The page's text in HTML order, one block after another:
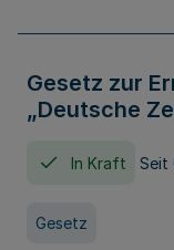
Gesetz zur
„Deutsche
In Kraft Seit
Gesetz